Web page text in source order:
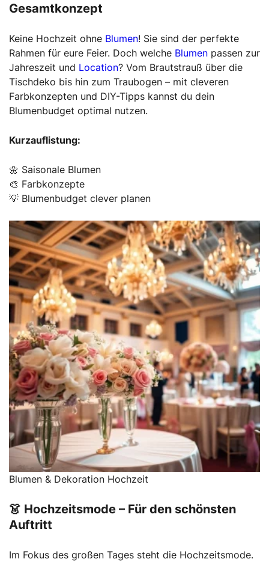
Gesamtkonzept
Keine Hochzeit ohne Blumen! Sie sind der perfekte
Rahmen für eure Feier. Doch welche Blumen passen zur
Jahreszeit und Location? Vom Brautstrauß über die
Tischdeko bis hin zum Traubogen – mit cleveren
Farbkonzepten und DIY-Tipps kannst du dein
Blumenbudget optimal nutzen.
Kurzauflistung:
🌼 Saisonale Blumen
🎨 Farbkonzepte
💡 Blumenbudget clever planen
Blumen & Dekoration Hochzeit
👗 Hochzeitsmode – Für den schönsten
Auftritt
Im Fokus des großen Tages steht die Hochzeitsmode.